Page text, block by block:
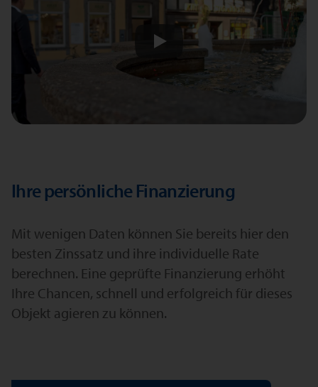
Ihre persönliche Finanzierung
Mit wenigen Daten können Sie bereits hier den
besten Zinssatz und ihre individuelle Rate
berechnen. Eine geprüfte Finanzierung erhöht
Ihre Chancen, schnell und erfolgreich für dieses
Objekt agieren zu können.